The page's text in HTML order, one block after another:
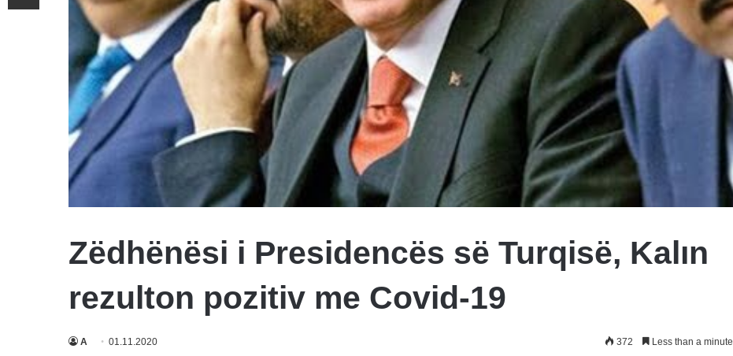
Zëdhënësi i Presidencës së Turqisë, Kalın
rezulton pozitiv me Covid-19
A 01.11.2020 372 Less than a minute